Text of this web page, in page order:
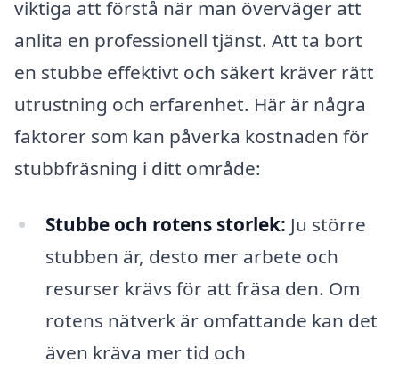
viktiga att förstå när man överväger att
anlita en professionell tjänst. Att ta bort
en stubbe effektivt och säkert kräver rätt
utrustning och erfarenhet. Här är några
faktorer som kan påverka kostnaden för
stubbfräsning i ditt område:
Stubbe och rotens storlek: Ju större
stubben är, desto mer arbete och
resurser krävs för att fräsa den. Om
rotens nätverk är omfattande kan det
även kräva mer tid och